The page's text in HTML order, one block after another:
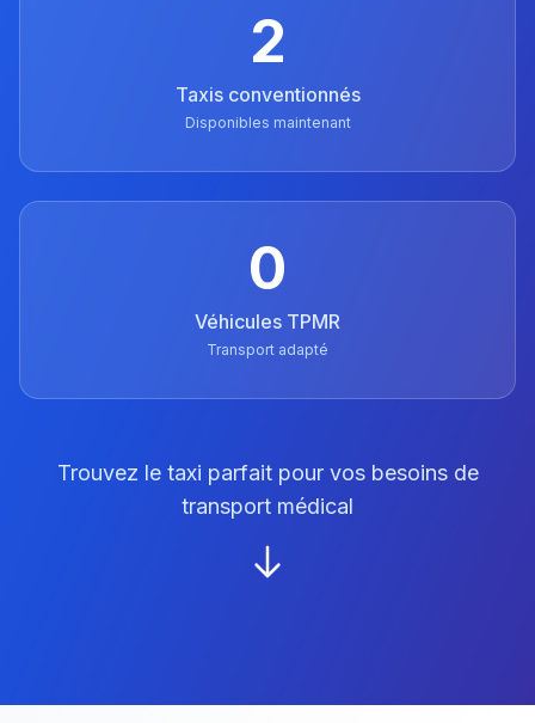
2
Taxis conventionnés
Disponibles maintenant
0
Véhicules TPMR
Transport adapté
Trouvez le taxi parfait pour vos besoins de
transport médical